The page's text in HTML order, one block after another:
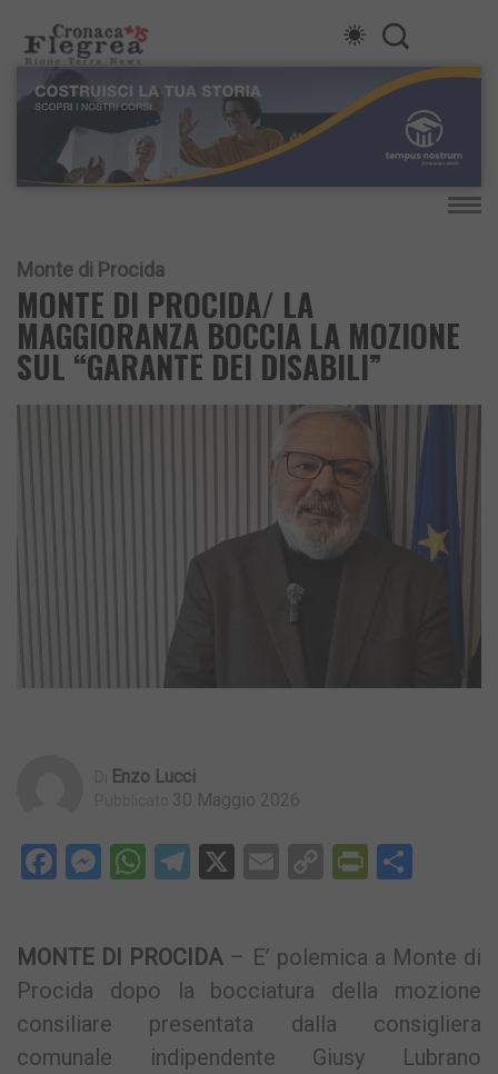
Monte di Procida
MONTE DI PROCIDA/ LA
MAGGIORANZA BOCCIA LA MOZIONE
SUL “GARANTE DEI DISABILI”
Enzo Lucci
30 Maggio 2026
Facebook
Messenger
WhatsApp
Telegram
X EmailCopy
MONTE DI PROCIDA– E’ polemica a Monte di
Procida dopo la bocciatura della mozione
consiliare presentata dalla consigliera
comunale indipendente Giusy Lubrano